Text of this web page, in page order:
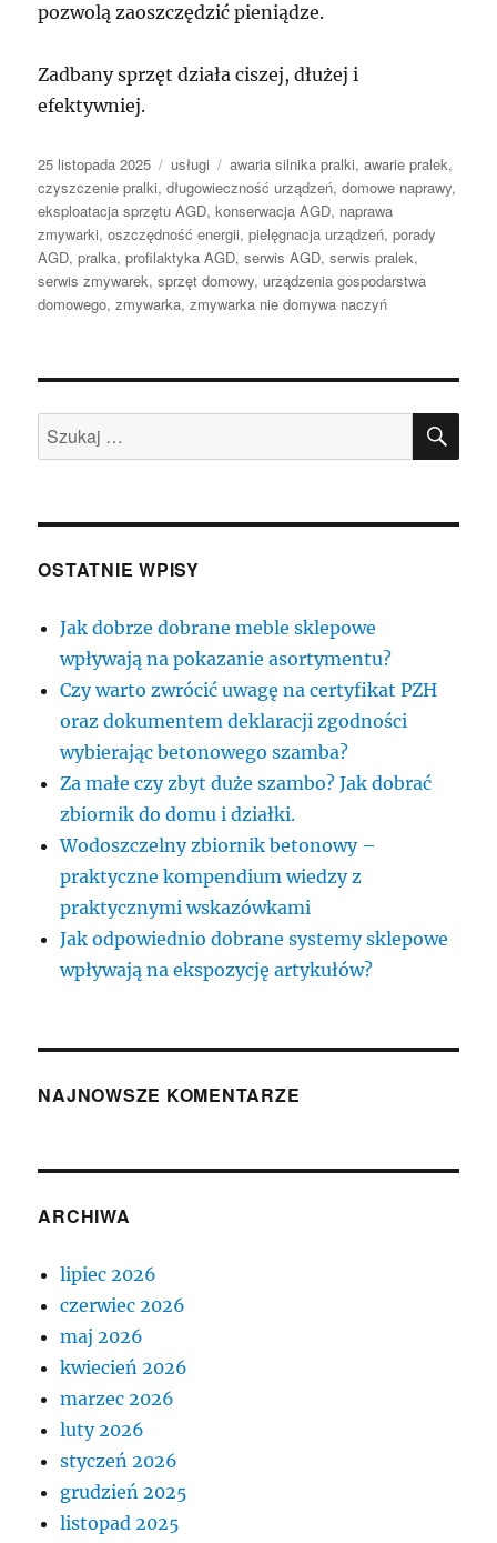
pozwolą zaoszczędzić pieniądze.
Zadbany sprzęt działa ciszej, dłużej i
efektywniej.
Data
publikacji
25 listopada 2025 Kategorie
usługi Tagi
awaria silnika pralki,awarie pralek,
czyszczenie pralki,długowieczność urządzeń,domowe naprawy,
eksploatacja sprzętu AGD,konserwacja AGD, naprawa
zmywarki,oszczędność energii,pielęgnacja urządzeń,porady
AGD,pralka,profilaktyka AGD,serwis AGD,serwis pralek,
serwis zmywarek,sprzęt domowy, urządzenia gospodarstwa
domowego,zmywarka,zmywarka nie domywa naczyń
Szukaj:
OSTATNIE WPISY
Jak dobrze dobrane meble sklepowe
wpływają na pokazanie asortymentu?
Czy warto zwrócić uwagę na certyfikat PZH
oraz dokumentem deklaracji zgodności
wybierając betonowego szamba?
Za małe czy zbyt duże szambo? Jak dobrać
zbiornik do domu i działki.
Wodoszczelny zbiornik betonowy –
praktyczne kompendium wiedzy z
praktycznymi wskazówkami
Jak odpowiednio dobrane systemy sklepowe
wpływają na ekspozycję artykułów?
NAJNOWSZE KOMENTARZE
ARCHIWA
lipiec 2026
czerwiec 2026
maj 2026
kwiecień 2026
marzec 2026
luty 2026
styczeń 2026
grudzień 2025
listopad 2025